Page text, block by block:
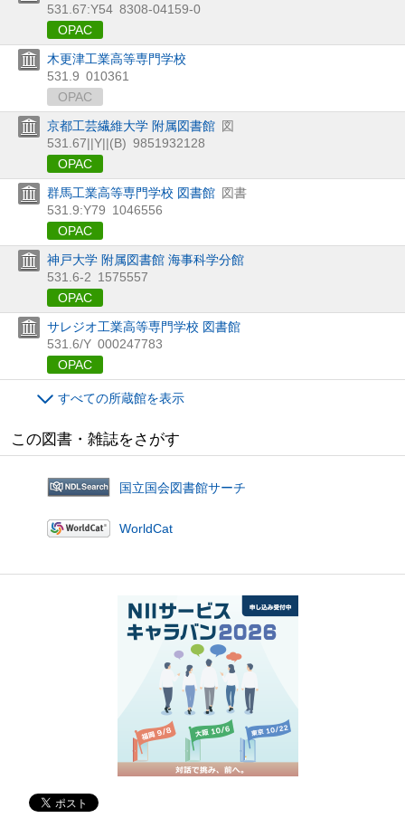
531.67:Y54 8308-04159-0
OPAC
木更津工業高等専門学校
531.9 010361
OPAC
京都工芸繊維大学 附属図書館 図
531.67||Y||(B) 9851932128
OPAC
群馬工業高等専門学校 図書館 図書
531.9:Y79 1046556
OPAC
神戸大学 附属図書館 海事科学分館
531.6-2 1575557
OPAC
サレジオ工業高等専門学校 図書館
531.6/Y 000247783
OPAC
すべての所蔵館を表示
この図書・雑誌をさがす
国立国会図書館サーチ
WorldCat